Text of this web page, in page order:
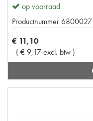
op voorraad
Productnummer 6800027
€ 11,10
( € 9,17excl. btw )